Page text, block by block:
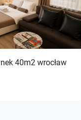
40m2 wrocław